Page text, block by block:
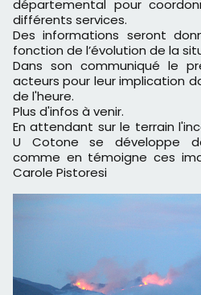
départemental pour
différents services.
Des informations seront
fonction de l’évolution de la
Dans son communiqué le
acteurs pour leur implication
de l'heure.
Plus d'infos à venir.
En attendant sur le terrain
U Cotone se développe
comme en témoigne ces
Carole Pistoresi